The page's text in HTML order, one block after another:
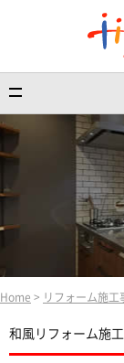
Home > リフォーム施工
和風リフォーム施